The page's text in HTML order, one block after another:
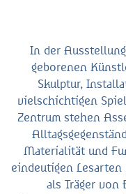
In der
geborenen
Skulptur,
vielschichtigen
Zentrum stehen
Materialität und
eindeutigen
als Träger von